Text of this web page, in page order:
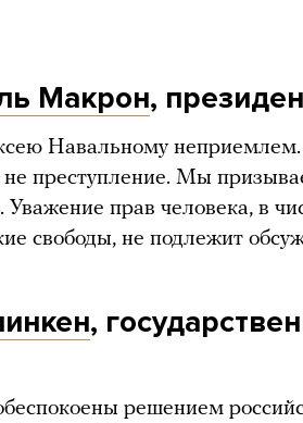
Макрон,
Навальному неприемлем.
не преступление. Мы
прав человека, в
свободы, не подлежит
,
решением